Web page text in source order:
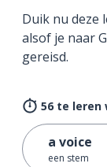
Duik nu deze
alsof je naar
gereisd.
56 te leren
a voice
een stem